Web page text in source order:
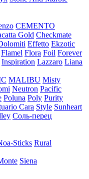
CEMENTO
Gold Checkmate
Effetto Ekzotic
Flamel Flora Foil Forever
Inspiration Lazzaro Liana
MALIBU Misty
Neutron Pacific
Poluna Poly Purity
Cara Style Sunheart
Соль-перец
Sticks Rural
Siena